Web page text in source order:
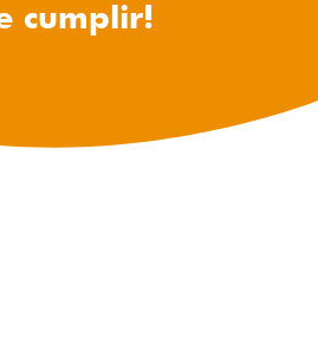
cumplir!